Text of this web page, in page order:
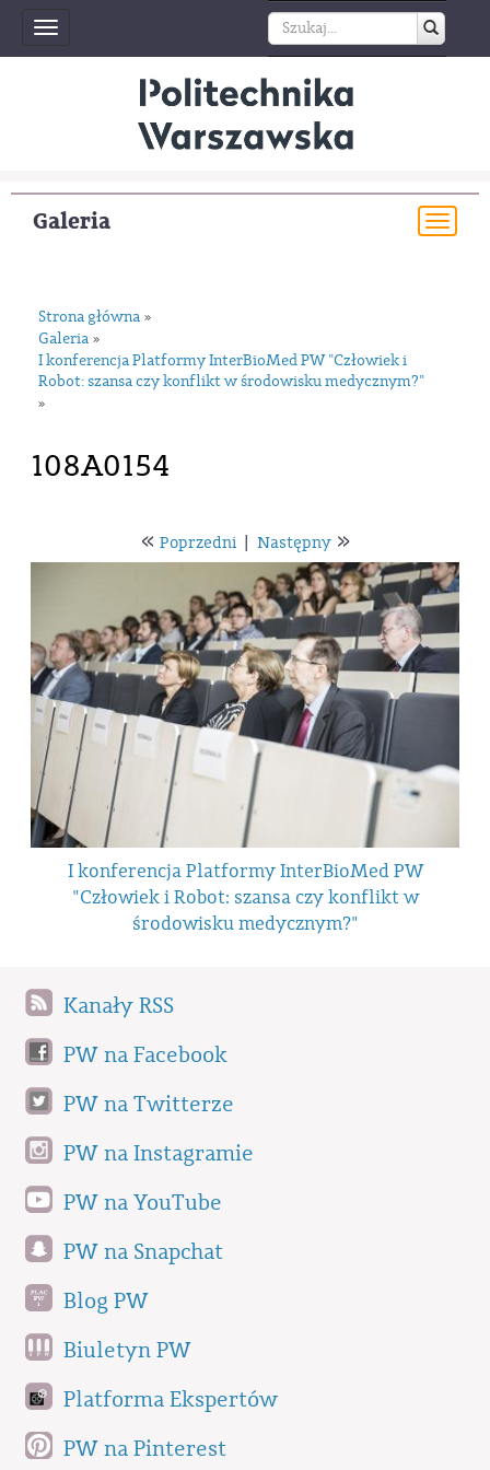
Toggle
navigation
Galeria
Strona główna »
Galeria »
I konferencja Platformy InterBioMed PW "Człowiek i
Robot: szansa czy konflikt w środowisku medycznym?"
»
108A0154
« Poprzedni Następny»
I konferencja Platformy InterBioMed PW
"Człowiek i Robot: szansa czy konflikt w
środowisku medycznym?"
Kanały RSS
PW na Facebook
PW na Twitterze
PW na Instagramie
PW na YouTube
PW na Snapchat
Blog PW
Biuletyn PW
Platforma Ekspertów
PW na Pinterest